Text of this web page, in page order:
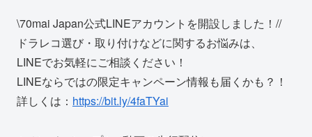
\70mai Japan公式LINEアカウントを開設しました！//
ドラレコ選び・取り付けなどに関するお悩みは、
LINEでお気軽にご相談ください！
LINEならではの限定キャンペーン情報も届くかも？！
詳しくは： https://bit.ly/4faTYai